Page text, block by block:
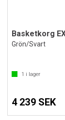
Grön/Svart
1 i lager
4 239 SEK